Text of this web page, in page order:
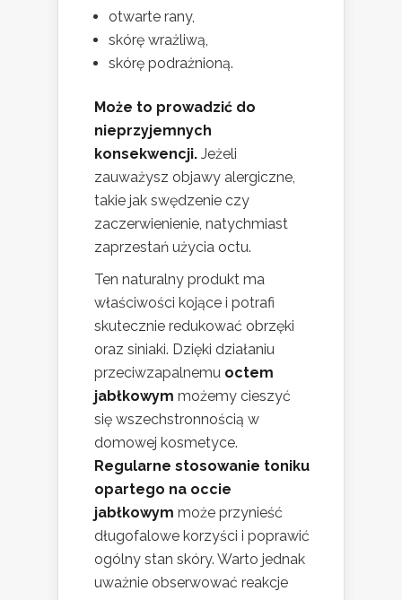
otwarte rany,
skórę wrażliwą,
skórę podrażnioną.
Może to prowadzić do
nieprzyjemnych
konsekwencji. Jeżeli
zauważysz objawy alergiczne,
takie jak swędzenie czy
zaczerwienienie, natychmiast
zaprzestań użycia octu.
Ten naturalny produkt ma
właściwości kojące i potrafi
skutecznie redukować obrzęki
oraz siniaki. Dzięki działaniu
przeciwzapalnemu octem
jabłkowym możemy cieszyć
się wszechstronnością w
domowej kosmetyce.
Regularne stosowanie toniku
opartego na occie
jabłkowym może przynieść
długofalowe korzyści i poprawić
ogólny stan skóry. Warto jednak
uważnie obserwować reakcje